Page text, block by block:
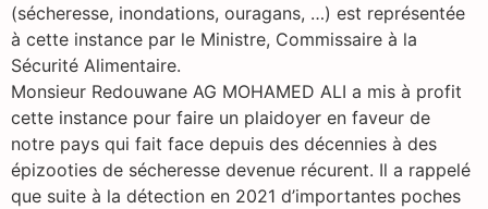
(sécheresse, inondations, ouragans, …) est représentée
à cette instance par le Ministre, Commissaire à la
Sécurité Alimentaire.
Monsieur Redouwane AG MOHAMED ALI a mis à profit
cette instance pour faire un plaidoyer en faveur de
notre pays qui fait face depuis des décennies à des
épizooties de sécheresse devenue récurent. Il a rappelé
que suite à la détection en 2021 d’importantes poches